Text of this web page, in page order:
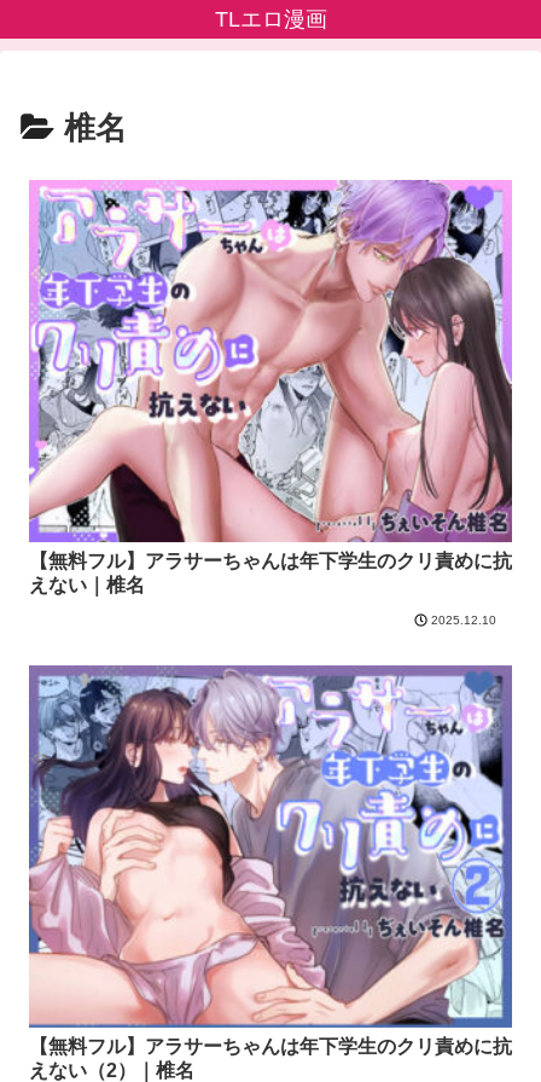
TLエロ漫画
椎名
【無料フル】アラサーちゃんは年下学生のクリ責めに抗
えない｜椎名
2025.12.10
【無料フル】アラサーちゃんは年下学生のクリ責めに抗
えない（2）｜椎名